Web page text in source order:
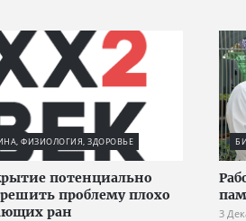
ФИЗИОЛОГИЯ, ЗДОРОВЬЕ
потенциально
проблему плохо
ран
3